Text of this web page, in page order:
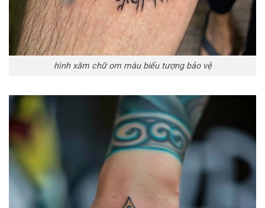
hình xăm chữ om màu biểu tượng bảo vệ